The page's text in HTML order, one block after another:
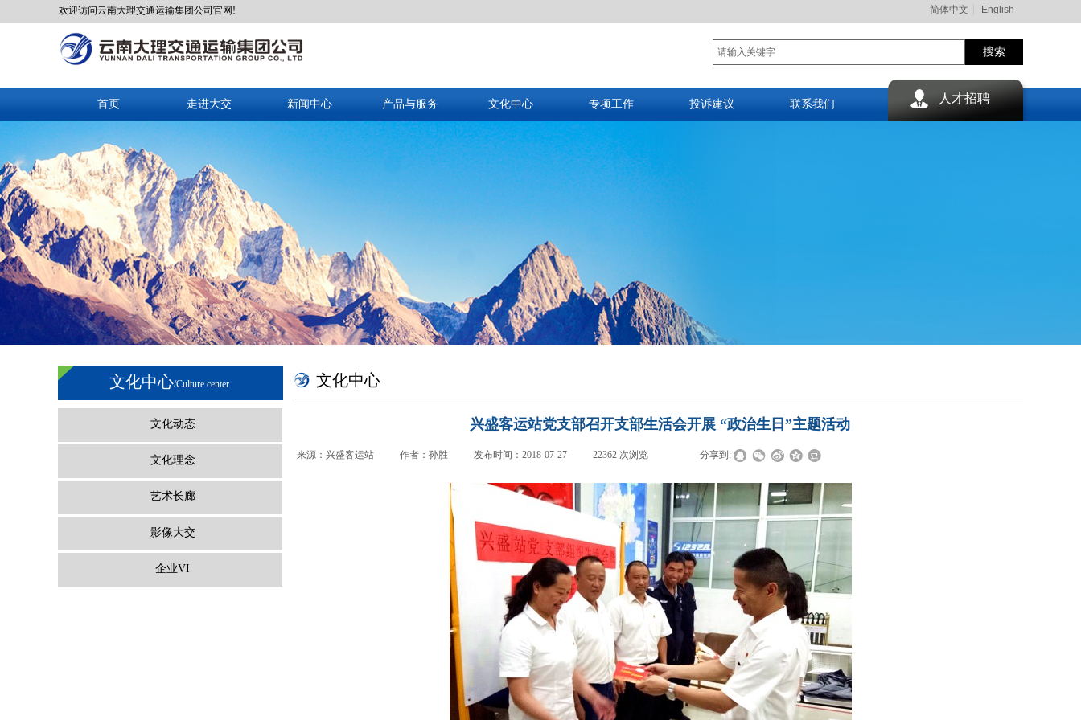
简体中文 English
欢迎访问云南大理交通运输集团公司官网!
搜索
首页 走进大交 新闻中心 产品与服务 文化中心 专项工作 投诉建议 联系我们 人才招聘
文化中心/Culture center 文化中心
文化动态
文化理念
艺术长廊
影像大交
企业VI
兴盛客运站党支部召开支部生活会开展 “政治生日”主题活动
来源： 兴盛客运站 作者： 孙胜 发布时间： 2018-07-27 22362 次浏览 分享到: